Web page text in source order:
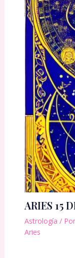
ARIES 15
Astrología / Por
Aries